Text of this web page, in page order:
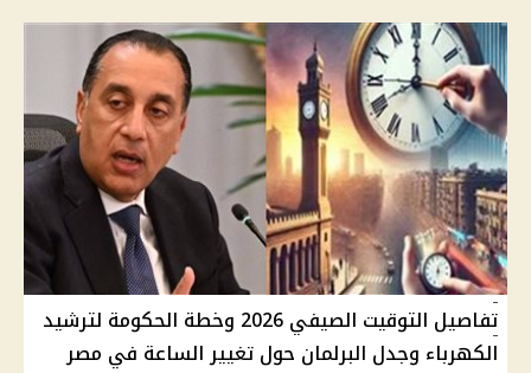
تفاصيل التوقيت الصيفي 2026 وخطة الحكومة لترشيد
الكهرباء وجدل البرلمان حول تغيير الساعة في مصر